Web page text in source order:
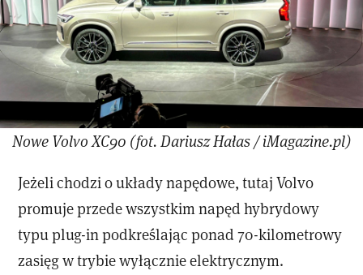
Nowe Volvo XC90 (fot. Dariusz Hałas / iMagazine.pl)
Jeżeli chodzi o układy napędowe, tutaj Volvo
promuje przede wszystkim napęd hybrydowy
typu plug-in podkreślając ponad 70-kilometrowy
zasięg w trybie wyłącznie elektrycznym.